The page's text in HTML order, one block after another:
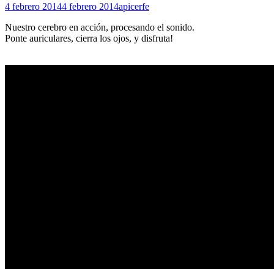
4 febrero 20144 febrero 2014apicerfe
Nuestro cerebro en acción, procesando el sonido.
Ponte auriculares, cierra los ojos, y disfruta!